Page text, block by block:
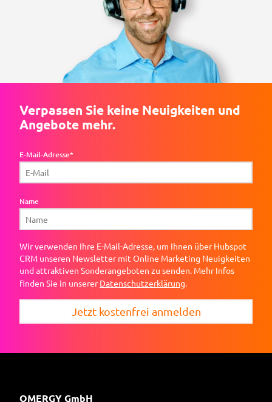
Verpassen Sie keine Neuigkeiten und
Angebote mehr.
E-Mail-Adresse*
Name
Wir verwenden Ihre E-Mail-Adresse, um Ihnen über Hubspot
CRM unseren Newsletter mit Online Marketing Neuigkeiten
und attraktiven Sonderangeboten zu senden. Mehr Infos
finden Sie in unsererDatenschutzerklärung.
Jetzt kostenfrei anmelden
OMERGY GmbH